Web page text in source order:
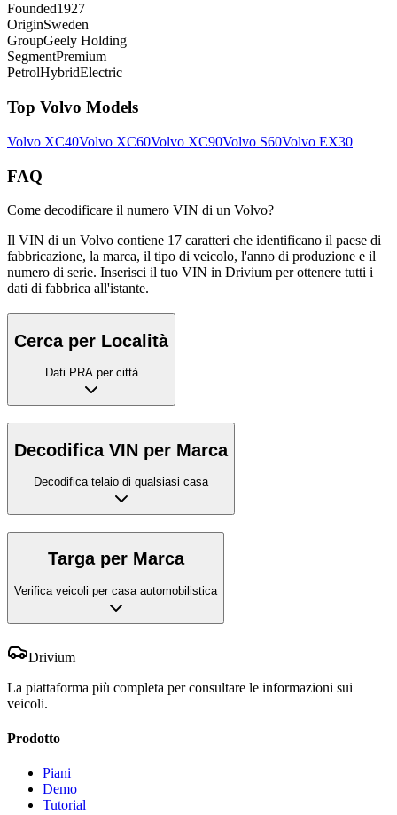
Founded1927
OriginSweden
GroupGeely Holding
SegmentPremium
PetrolHybridElectric
Top Volvo Models
Volvo XC40Volvo XC60Volvo XC90Volvo S60Volvo EX30
FAQ
Come decodificare il numero VIN di un Volvo?
Il VIN di un Volvo contiene 17 caratteri che identificano il paese di
fabbricazione, la marca, il tipo di veicolo, l'anno di produzione e il
numero di serie. Inserisci il tuo VIN in Drivium per ottenere tutti i
dati di fabbrica all'istante.
Cerca per Località
Dati PRA per città
Decodifica VIN per Marca
Decodifica telaio di qualsiasi casa
Targa per Marca
Verifica veicoli per casa automobilistica
Drivium
La piattaforma più completa per consultare le informazioni sui
veicoli.
Prodotto
Piani
Demo
Tutorial